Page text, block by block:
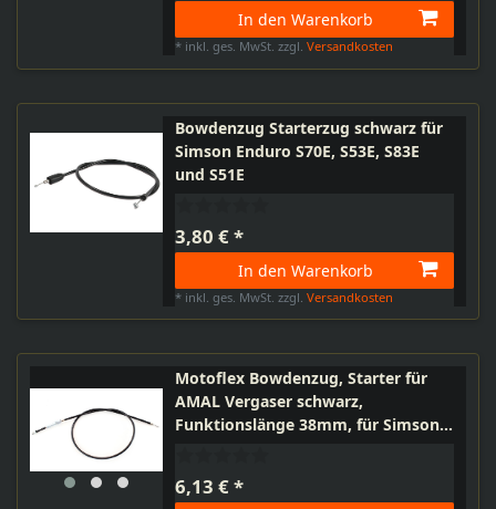
In den Warenkorb
* inkl. ges. MwSt. zzgl.Versandkosten
Bowdenzug Starterzug schwarz für
Simson Enduro S70E, S53E, S83E
und S51E
3,80 € *
In den Warenkorb
* inkl. ges. MwSt. zzgl.Versandkosten
Motoflex Bowdenzug, Starter für
AMAL Vergaser schwarz,
Funktionslänge 38mm, für Simson
6,13 € *